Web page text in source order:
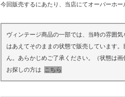
今回販売するにあたり、当店にてオーバーホ
ヴィンテージ商品の一部では、当時の雰囲
はあえてそのままの状態で販売しています
ん。あらかじめご了承ください。（状態は
お探しの方は こちら